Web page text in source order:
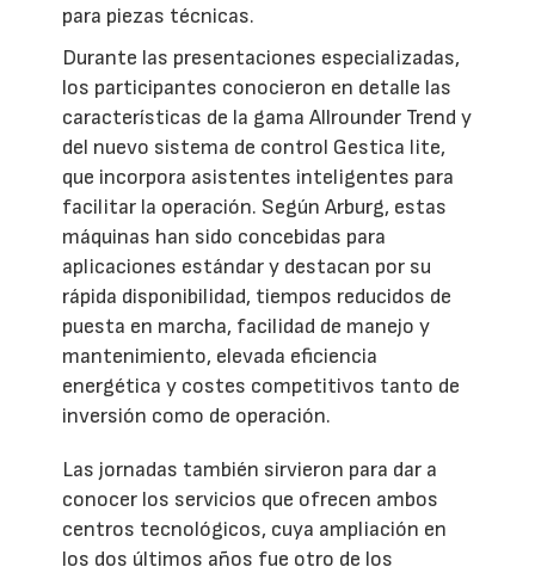
para piezas técnicas.
Durante las presentaciones especializadas,
los participantes conocieron en detalle las
características de la gama Allrounder Trend y
del nuevo sistema de control Gestica lite,
que incorpora asistentes inteligentes para
facilitar la operación. Según Arburg, estas
máquinas han sido concebidas para
aplicaciones estándar y destacan por su
rápida disponibilidad, tiempos reducidos de
puesta en marcha, facilidad de manejo y
mantenimiento, elevada eficiencia
energética y costes competitivos tanto de
inversión como de operación.
Las jornadas también sirvieron para dar a
conocer los servicios que ofrecen ambos
centros tecnológicos, cuya ampliación en
los dos últimos años fue otro de los